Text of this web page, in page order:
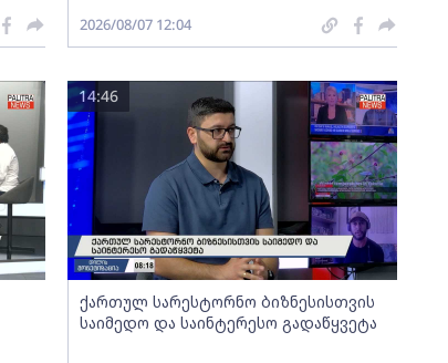
2026/08/07 12:04
ქართულ სარესტორნო ბიზნესისთვის
საიმედო და საინტერესო გადაწყვეტა
14:46